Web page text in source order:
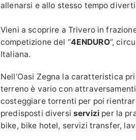
allenarsi e allo stesso tempo
Vieni a scoprire a Trivero in
competizione del “4ENDURO”,
Italiana.
Nell’Oasi Zegna la caratteristica
terreno è vario con
costeggiare torrenti per poi
predisposti diversi servizi per la
bike, bike hotel, servizi transfer,